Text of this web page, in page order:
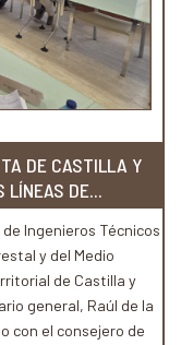
DE CASTILLA Y
LÍNEAS DE...
Ingenieros Técnicos
y del Medio
de Castilla y
general, Raúl de la
con el consejero de